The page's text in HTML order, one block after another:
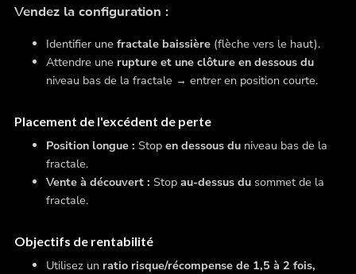
Vendez la configuration :
Identifier une fractale baissière(flèche vers le haut).
Attendre une rupture et une clôture en dessous du
niveau bas de la fractale → entrer en position courte.
Placement de l'excédent de perte
Position longue : Stop en dessous duniveau bas de la
fractale.
Vente à découvert : Stop au-dessus dusommet de la
fractale.
Objectifs de rentabilité
Utilisez un ratio risque/récompense de 1,5 à 2 fois,